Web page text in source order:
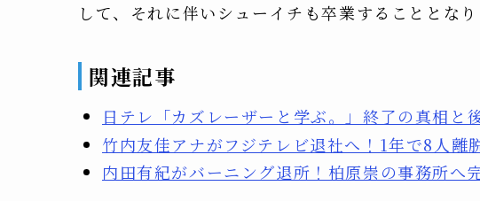
して、それに伴いシューイチも卒業することとな
関連記事
日テレ「カズレーザーと学ぶ。」終了の真相と
竹内友佳アナがフジテレビ退社へ！1年で8人離
内田有紀がバーニング退所！柏原崇の事務所へ